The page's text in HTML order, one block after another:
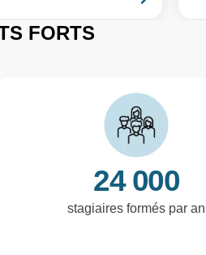
FORTS
24 000
stagiaires formés par an